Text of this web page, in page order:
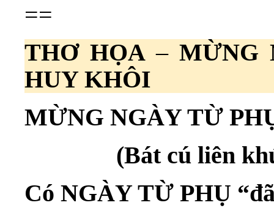
==
THƠ HỌA–MỪNG
HUY KHÔI
MỪNG NGÀY TỪ
(Bát cú liên
Có NGÀY TỪ PHỤ